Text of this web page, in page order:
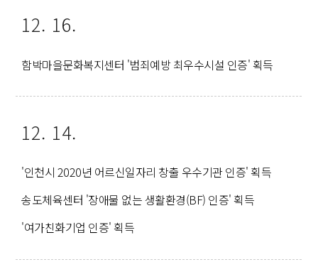
12. 16.
함박마을문화복지센터 '범죄예방 최우수시설 인증' 획득
12. 14.
'인천시 2020년 어르신일자리 창출 우수기관 인증' 획득
송도체육센터 '장애물 없는 생활환경(BF) 인증' 획득
'여가친화기업 인증' 획득